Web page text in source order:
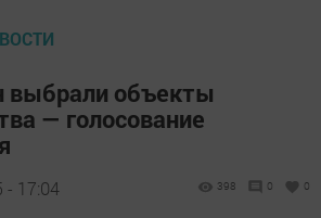
выбрали объекты
— голосование
- 17:04 398 0 0